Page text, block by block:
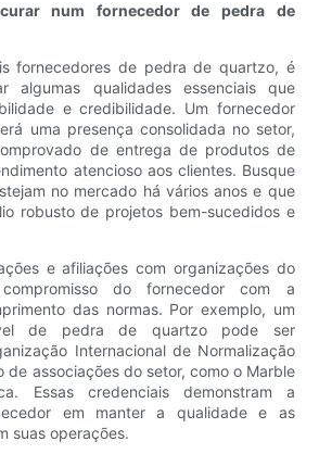
num fornecedor de pedra de
fornecedores de pedra de quartzo, é
algumas qualidades essenciais que
e credibilidade. Um fornecedor
uma presença consolidada no setor,
de entrega de produtos de
atencioso aos clientes. Busque
no mercado há vários anos e que
robusto de projetos bem-sucedidos e
e afiliações com organizações do
do fornecedor com a
das normas. Por exemplo, um
de pedra de quartzo pode ser
Internacional de Normalização
de associações do setor, como o Marble
Essas credenciais demonstram a
em manter a qualidade e as
suas operações.